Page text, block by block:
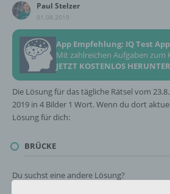
Paul Stelzer
01.08.2019
App Empfehlung: IQ Test App
Mit zahlreichen Aufgaben zum
JETZT KOSTENLOS
Die Lösung für das tägliche Rätsel vom
2019 in 4 Bilder 1 Wort. Wenn du dort
Lösung für dich:
BRÜCKE
Du suchst eine andere Lösung?